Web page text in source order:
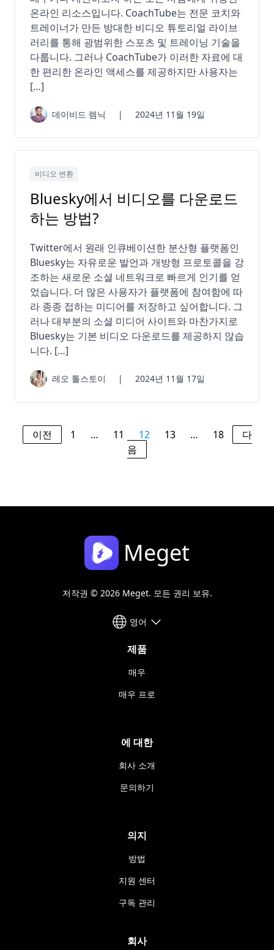
온라인 리소스입니다. CoachTube는 전문 코치와
트레이너가 만든 방대한 비디오 튜토리얼 라이브
러리를 통해 광범위한 스포츠 및 트레이닝 기술을
다룹니다. 그러나 CoachTube가 이러한 자료에 대
한 편리한 온라인 액세스를 제공하지만 사용자는
[…]
데이비드 렘닉 | 2024년 11월 19일
비디오 변환
Bluesky에서 비디오를 다운로드
하는 방법?
Twitter에서 원래 인큐베이션한 분산형 플랫폼인
Bluesky는 자유로운 발언과 개방형 프로토콜을 강
조하는 새로운 소셜 네트워크로 빠르게 인기를 얻
었습니다. 더 많은 사용자가 플랫폼에 참여함에 따
라 종종 접하는 미디어를 저장하고 싶어합니다. 그
러나 대부분의 소셜 미디어 사이트와 마찬가지로
Bluesky는 기본 비디오 다운로드를 제공하지 않습
니다. […]
레오 톨스토이 | 2024년 11월 17일
이전 1 … 11 12 13 … 18
다
음
Meget
저작권 © 2026 Meget. 모든 권리 보유.
영어
제품
매우
매우 프로
에 대한
회사 소개
문의하기
의지
방법
지원 센터
구독 관리
회사